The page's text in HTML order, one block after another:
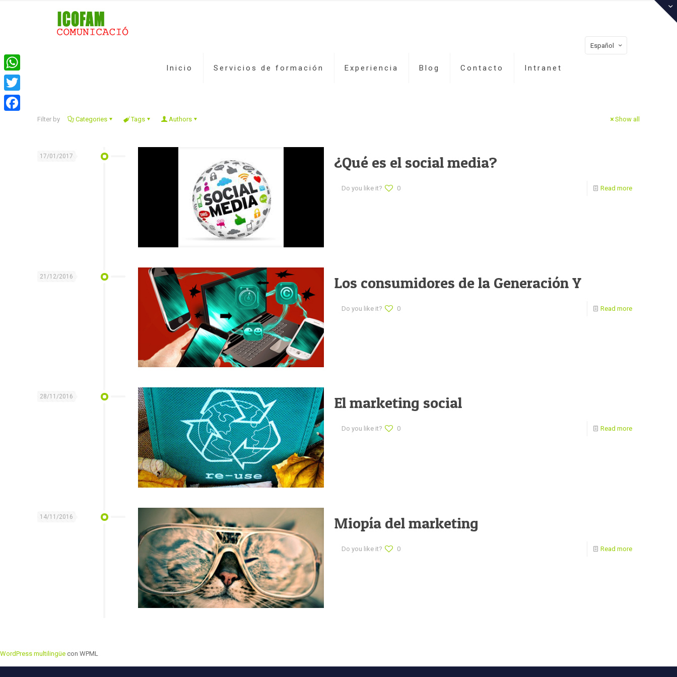
Inicio Servicios de formación Experiencia Blog Contacto Intranet
Español
Filter by Categories Tags Authors Show all
17/01/2017 ¿Qué es el social media?
Do you like it? 0 Read more
21/12/2016 Los consumidores de la Generación Y
Do you like it? 0 Read more
28/11/2016 El marketing social
Do you like it? 0 Read more
14/11/2016 Miopía del marketing
Do you like it? 0 Read more
WhatsApp
Twitter
WordPress multilingüe con WPML